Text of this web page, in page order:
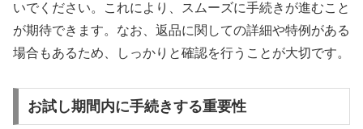
いでください。これにより、スムーズに手続きが進むこと
が期待できます。なお、返品に関しての詳細や特例がある
場合もあるため、しっかりと確認を行うことが大切です。
お試し期間内に手続きする重要性